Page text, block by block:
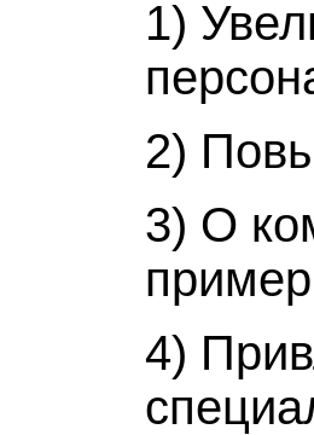
1)
2)
3) О
4)